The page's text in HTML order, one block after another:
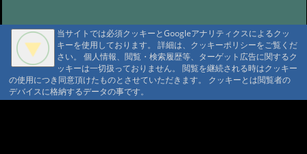
月は改修工事のため休業いたしま
す。
@湯之谷山荘 '25 3/11 17:46
#45:休館日のお知らせ(2月25日〜28
日)
@湯之谷山荘 '25 2/18 06:10
#44:臨時休業
当サイトでは必須クッキーとGoogleアナリティクスによるクッ
キーを使用しております。 詳細は、クッキーポリシーをご覧くだ
さい。 個人情報、閲覧・検索履歴等、ターゲット広告に関するク
ッキーは一切扱っておりません。 閲覧を継続される時はクッキー
の使用につき同意頂けたものとさせていただきます。 クッキーとは閲覧者の
デバイスに格納するデータの事です。